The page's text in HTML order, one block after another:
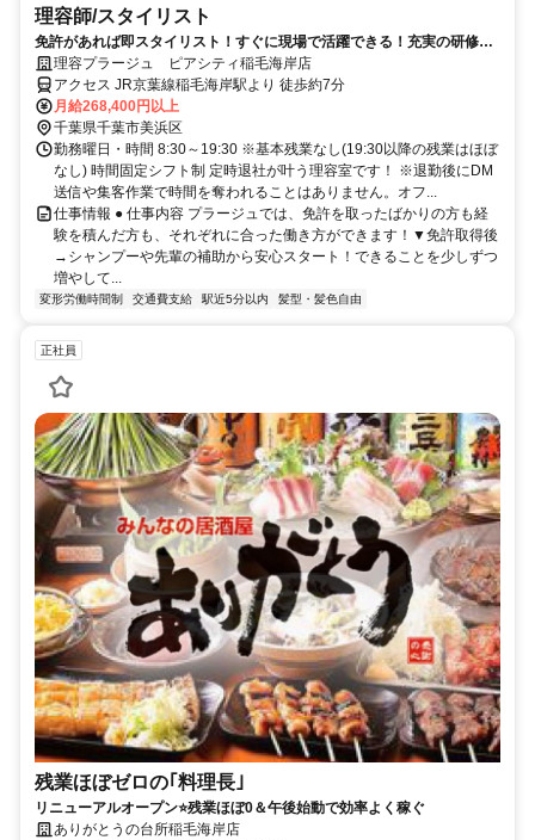
理容師/スタイリスト
免許があれば即スタイリスト！すぐに現場で活躍できる！充実の研修制
度！理容プラージュ ピアシティ稲毛海岸店
アクセス JR京葉線稲毛海岸駅より 徒歩約7分
月給268,400円以上
千葉県千葉市美浜区
勤務曜日・時間 8:30～19:30 ※基本残業なし(19:30以降の残業はほぼ
なし) 時間固定シフト制 定時退社が叶う理容室です！ ※退勤後にDM
送信や集客作業で時間を奪われることはありません。オフ...
仕事情報 ● 仕事内容 プラージュでは、免許を取ったばかりの方も経
験を積んだ方も、それぞれに合った働き方ができます！▼免許取得後
→シャンプーや先輩の補助から安心スタート！できることを少しずつ
増やして...
変形労働時間制 交通費支給 駅近5分以内 髪型・髪色自由
正社員
残業ほぼゼロの｢料理長｣
リニューアルオープン⭐残業ほぼ0＆午後始動で効率よく稼ぐ
ありがとうの台所稲毛海岸店